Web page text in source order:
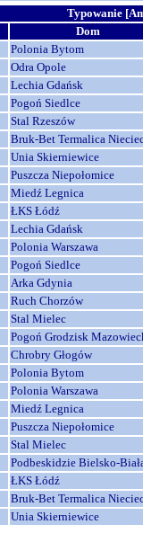
Typowanie
Dom
Polonia Bytom
Odra Opole
Lechia Gdańsk
Pogoń Siedlce
Stal Rzeszów
Bruk-Bet Termalica
Unia Skierniewice
Puszcza Niepołomice
Miedź Legnica
ŁKS Łódź
Lechia Gdańsk
Polonia Warszawa
Pogoń Siedlce
Arka Gdynia
Ruch Chorzów
Stal Mielec
Pogoń Grodzisk
Chrobry Głogów
Polonia Bytom
Polonia Warszawa
Miedź Legnica
Puszcza Niepołomice
Stal Mielec
Podbeskidzie Bielsko-
ŁKS Łódź
Bruk-Bet Termalica
Unia Skierniewice